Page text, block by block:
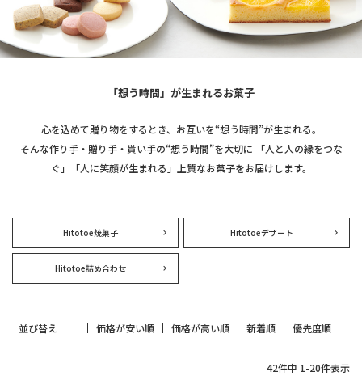
「想う時間」が生まれるお菓子
心を込めて贈り物をするとき、お互いを“想う時間”が生まれる。
そんな作り手・贈り手・貰い手の“想う時間”を大切に
「人と人の縁をつな
ぐ」「人に笑顔が生まれる」上質なお菓子をお届けします。
Hitotoe焼菓子 Hitotoeデザート
Hitotoe詰め合わせ
並び替え 価格が安い順 価格が高い順 新着順 優先度順
42件中 1-20件表示